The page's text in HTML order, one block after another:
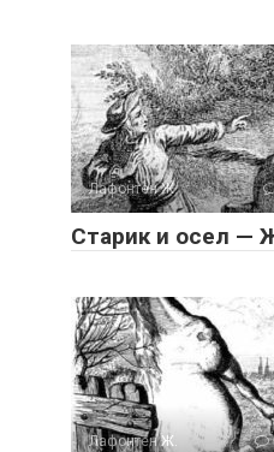
Лафонтен Ж.
Старик и осел —
Лафонтен Ж.